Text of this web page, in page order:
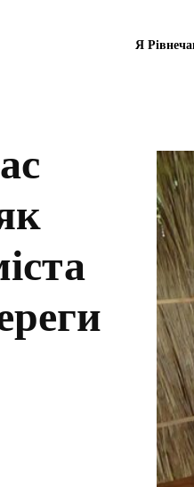
Я